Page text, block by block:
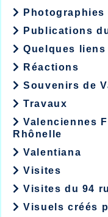
Photographies
Publications
Quelques
Réactions
Souvenirs de
Travaux
Valenciennes
Rhônelle
Valentiana
Visites
Visites du 94
Visuels créés